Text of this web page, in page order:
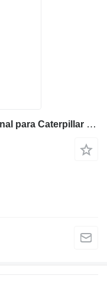
Caterpillar 0R-9031 transmisión final para Caterpillar 777D volquete rígido